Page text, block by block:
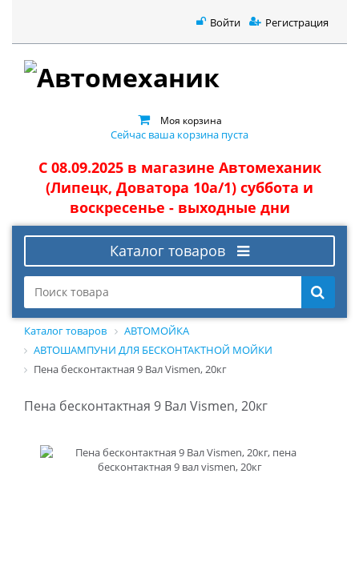
Войти Регистрация
Моя корзина
Сейчас ваша корзина пуста
С 08.09.2025 в магазине Автомеханик
(Липецк, Доватора 10а/1) суббота и
воскресенье - выходные дни
Каталог товаров
Каталог товаров
АВТОМОЙКА
АВТОШАМПУНИ ДЛЯ БЕСКОНТАКТНОЙ МОЙКИ
Пена бесконтактная 9 Вал Vismen, 20кг
Пена бесконтактная 9 Вал Vismen, 20кг